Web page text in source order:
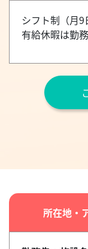
シフト制（月9
有給休暇は勤
所在地・